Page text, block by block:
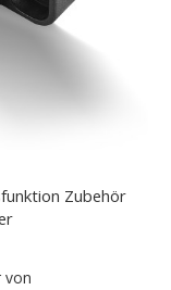
Zubehör
von